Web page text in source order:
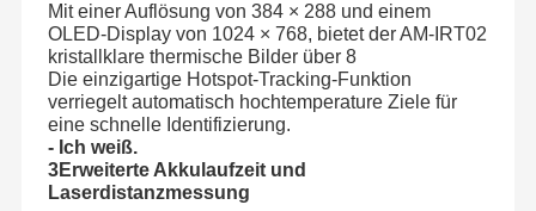
Mit einer Auflösung von 384 × 288 und einem
OLED-Display von 1024 × 768, bietet der AM-IRT02
kristallklare thermische Bilder über 8
Die einzigartige Hotspot-Tracking-Funktion
verriegelt automatisch hochtemperature Ziele für
eine schnelle Identifizierung.
- Ich weiß.
3Erweiterte Akkulaufzeit und
Laserdistanzmessung